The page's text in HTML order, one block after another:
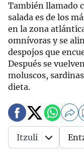
También llamado
salada es de los
en la zona
omnívoras y se
despojos que
Después se
moluscos,
dieta.
Itzuli